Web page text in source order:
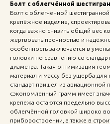
Болт с облегчённой
Болт с облегчённой
крепёжное изделие,
когда важно снизить общий вес
жертвовать прочностью и
особенность заключается в
головки по сравнению со
диаметра. Такая оптимизация
материал и массу без ущерба
стандарт пришёл из
сэкономленный грамм имеет
крепежа остаются предельно
облегчённой головкой широко
приборостроении, а также в